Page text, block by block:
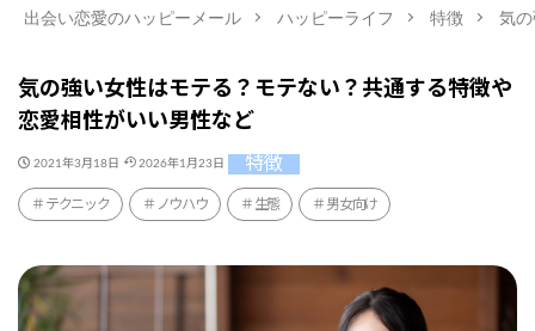
出会い恋愛のハッピーメール ハッピーライフ 特徴 気
気の強い女性はモテる？モテない？共通する特徴や
恋愛相性がいい男性など
2021年3月18日 2026年1月23日 特徴
テクニック ノウハウ 生態 男女向け